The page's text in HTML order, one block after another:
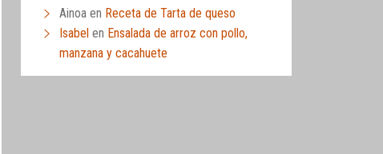
Ainoa en Receta de Tarta de queso
Isabel en Ensalada de arroz con pollo,
manzana y cacahuete